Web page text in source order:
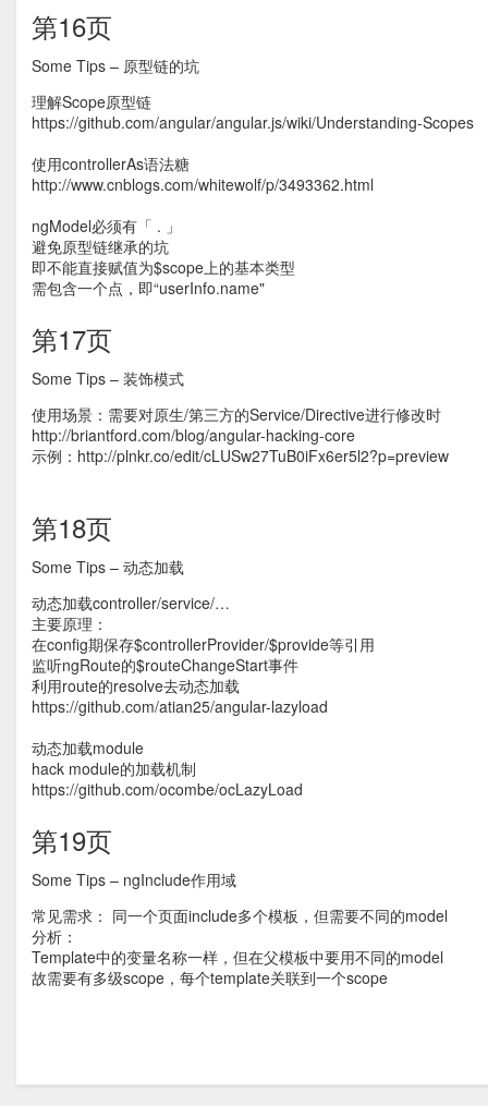
第16页
Some Tips – 原型链的坑
理解Scope原型链
https://github.com/angular/angular.js/wiki/Understanding-Scopes
使用controllerAs语法糖
http://www.cnblogs.com/whitewolf/p/3493362.html
ngModel必须有「 . 」
避免原型链继承的坑
即不能直接赋值为$scope上的基本类型
需包含一个点，即“userInfo.name"
第17页
Some Tips – 装饰模式
使用场景：需要对原生/第三方的Service/Directive进行修改时
http://briantford.com/blog/angular-hacking-core
示例：http://plnkr.co/edit/cLUSw27TuB0iFx6er5l2?p=preview
第18页
Some Tips – 动态加载
动态加载controller/service/…
主要原理：
在config期保存$controllerProvider/$provide等引用
监听ngRoute的$routeChangeStart事件
利用route的resolve去动态加载
https://github.com/atian25/angular-lazyload
动态加载module
hack module的加载机制
https://github.com/ocombe/ocLazyLoad
第19页
Some Tips – ngInclude作用域
常见需求： 同一个页面include多个模板，但需要不同的model
分析：
Template中的变量名称一样，但在父模板中要用不同的model
故需要有多级scope，每个template关联到一个scope